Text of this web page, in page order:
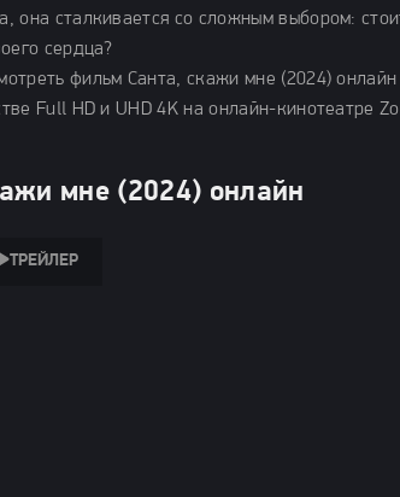
она сталкивается со сложным выбором:
сердца?
фильм Санта, скажи мне (2024)
Full HD и UHD 4K на онлайн-кинотеатре
мне (2024) онлайн
ТРЕЙЛЕР